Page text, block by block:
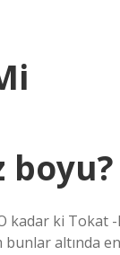
boyu?
ki Tokat
altında